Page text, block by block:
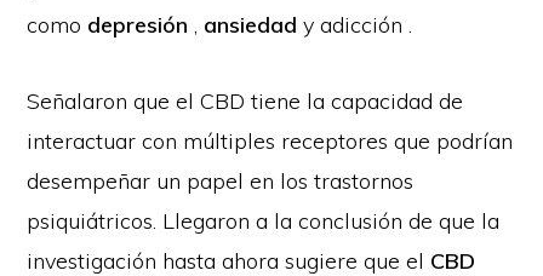
como depresión , ansiedad y adicción .
Señalaron que el CBD tiene la capacidad de
interactuar con múltiples receptores que podrían
desempeñar un papel en los trastornos
psiquiátricos. Llegaron a la conclusión de que la
investigación hasta ahora sugiere que el CBD